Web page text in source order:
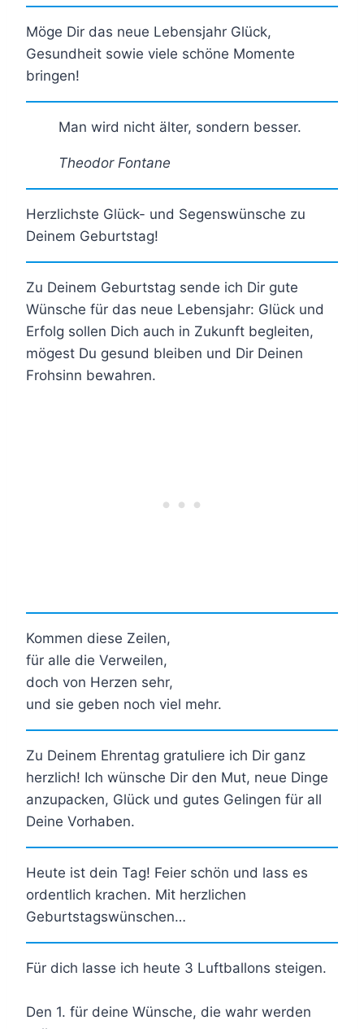
Möge Dir das neue Lebensjahr Glück,
Gesundheit sowie viele schöne Momente
bringen!
Man wird nicht älter, sondern besser.
Theodor Fontane
Herzlichste Glück- und Segenswünsche zu
Deinem Geburtstag!
Zu Deinem Geburtstag sende ich Dir gute
Wünsche für das neue Lebensjahr: Glück und
Erfolg sollen Dich auch in Zukunft begleiten,
mögest Du gesund bleiben und Dir Deinen
Frohsinn bewahren.
Kommen diese Zeilen,
für alle die Verweilen,
doch von Herzen sehr,
und sie geben noch viel mehr.
Zu Deinem Ehrentag gratuliere ich Dir ganz
herzlich! Ich wünsche Dir den Mut, neue Dinge
anzupacken, Glück und gutes Gelingen für all
Deine Vorhaben.
Heute ist dein Tag! Feier schön und lass es
ordentlich krachen. Mit herzlichen
Geburtstagswünschen…
Für dich lasse ich heute 3 Luftballons steigen.
Den 1. für deine Wünsche, die wahr werden